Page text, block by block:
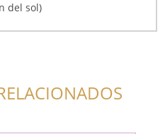
del sol)